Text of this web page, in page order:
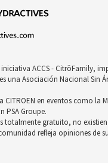
ACCS - CitröFamily,
una Asociación Nacional
en eventos como la
PSA Groupe.
totalmente gratuito, no
refleja opiniones de